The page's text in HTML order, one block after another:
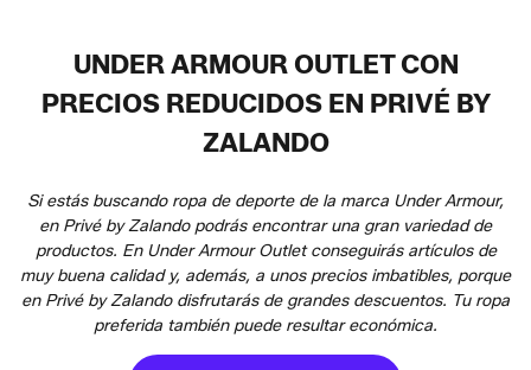
UNDER ARMOUR OUTLET CON
PRECIOS REDUCIDOS EN PRIVÉ BY
ZALANDO
Si estás buscando ropa de deporte de la marca Under Armour,
en Privé by Zalando podrás encontrar una gran variedad de
productos. En Under Armour Outlet conseguirás artículos de
muy buena calidad y, además, a unos precios imbatibles, porque
en Privé by Zalando disfrutarás de grandes descuentos. Tu ropa
preferida también puede resultar económica.